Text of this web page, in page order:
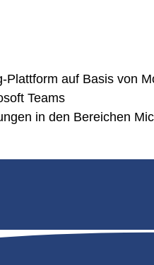
auf Basis von
Teams
in den Bereichen